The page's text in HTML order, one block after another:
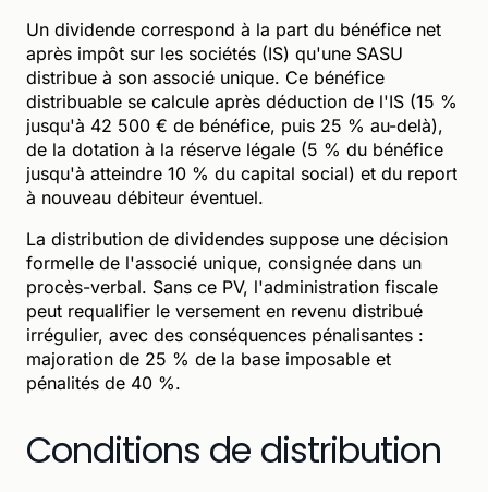
Un dividende correspond à la part du bénéfice net
après impôt sur les sociétés (IS) qu'une SASU
distribue à son associé unique. Ce bénéfice
distribuable se calcule après déduction de l'IS (15 %
jusqu'à 42 500 € de bénéfice, puis 25 % au-delà),
de la dotation à la réserve légale (5 % du bénéfice
jusqu'à atteindre 10 % du capital social) et du report
à nouveau débiteur éventuel.
La distribution de dividendes suppose une décision
formelle de l'associé unique, consignée dans un
procès-verbal. Sans ce PV, l'administration fiscale
peut requalifier le versement en revenu distribué
irrégulier, avec des conséquences pénalisantes :
majoration de 25 % de la base imposable et
pénalités de 40 %.
Conditions de distribution